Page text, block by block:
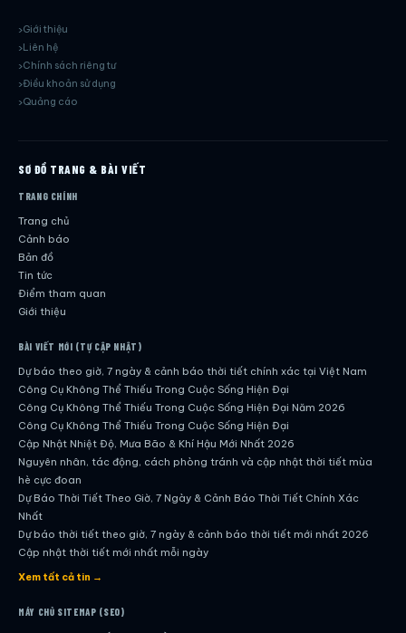
Giới thiệu
Liên hệ
Chính sách riêng tư
Điều khoản sử dụng
Quảng cáo
SƠ ĐỒ TRANG & BÀI VIẾT
TRANG CHÍNH
Trang chủ
Cảnh báo
Bản đồ
Tin tức
Điểm tham quan
Giới thiệu
BÀI VIẾT MỚI (TỰ CẬP NHẬT)
Dự báo theo giờ, 7 ngày & cảnh báo thời tiết chính xác tại Việt Nam
Công Cụ Không Thể Thiếu Trong Cuộc Sống Hiện Đại
Công Cụ Không Thể Thiếu Trong Cuộc Sống Hiện Đại Năm 2026
Công Cụ Không Thể Thiếu Trong Cuộc Sống Hiện Đại
Cập Nhật Nhiệt Độ, Mưa Bão & Khí Hậu Mới Nhất 2026
Nguyên nhân, tác động, cách phòng tránh và cập nhật thời tiết mùa
hè cực đoan
Dự Báo Thời Tiết Theo Giờ, 7 Ngày & Cảnh Báo Thời Tiết Chính Xác
Nhất
Dự báo thời tiết theo giờ, 7 ngày & cảnh báo thời tiết mới nhất 2026
Cập nhật thời tiết mới nhất mỗi ngày
Hướng dẫn đầy đủ về dự báo thời tiết hiện đại
Dự Báo Thời Tiết Theo Giờ, 7 Ngày & Cảnh Báo Thời Tiết Chính Xác
Xem tất cả tin →
MÁY CHỦ SITEMAP (SEO)